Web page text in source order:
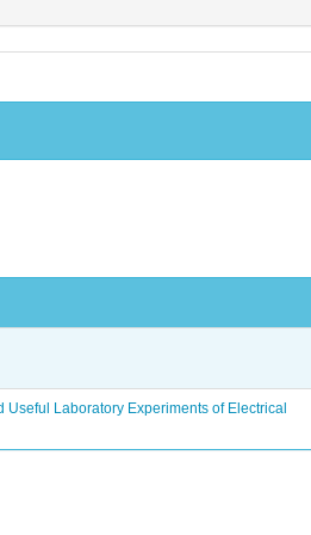
Useful Laboratory Experiments of Electrical